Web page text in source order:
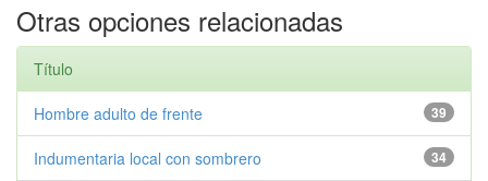
Otras opciones relacionadas
Título
39
Hombre adulto de frente
34
Indumentaria local con sombrero